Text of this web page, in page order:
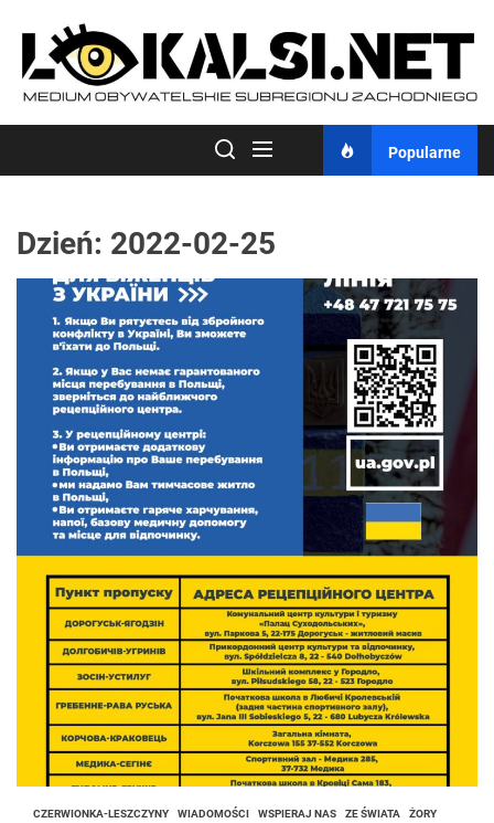
content
Popularne
Dzień: 2022-02-25
CZERWIONKA-LESZCZYNY WIADOMOŚCI WSPIERAJ NAS ZE ŚWIATA ŻORY